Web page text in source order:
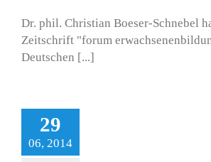
Dr. phil. Christian Boeser-Schnebel
Zeitschrift "forum
Deutschen [...]
29
06, 2014